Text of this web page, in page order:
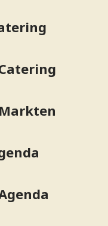
Markten
Uriage
op